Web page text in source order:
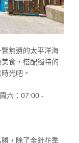
無遺的太平洋海
食，搭配獨特的
光吧。
六：07:00 -
，除了金針花季